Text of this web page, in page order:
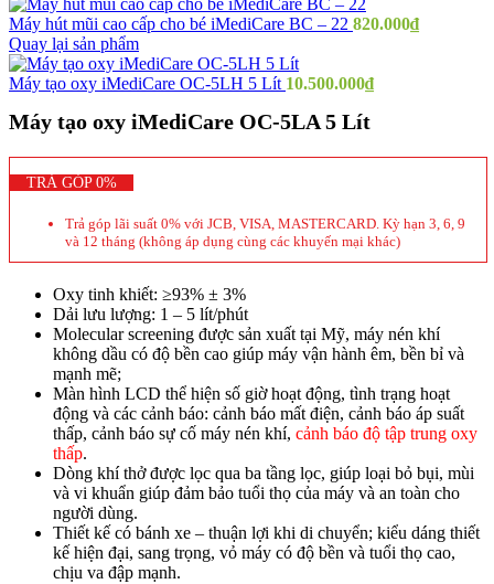
Máy hút mũi cao cấp cho bé iMediCare BC – 22 820.000₫
Quay lại sản phẩm
Máy tạo oxy iMediCare OC-5LH 5 Lít 10.500.000₫
Máy tạo oxy iMediCare OC-5LA 5 Lít
TRẢ GÓP 0%
Trả góp lãi suất 0% với JCB, VISA, MASTERCARD. Kỳ hạn 3, 6, 9
và 12 tháng (không áp dụng cùng các khuyến mại khác)
Oxy tinh khiết: ≥93% ± 3%
Dải lưu lượng: 1 – 5 lít/phút
Molecular screening được sản xuất tại Mỹ, máy nén khí
không dầu có độ bền cao giúp máy vận hành êm, bền bỉ và
mạnh mẽ;
Màn hình LCD thể hiện số giờ hoạt động, tình trạng hoạt
động và các cảnh báo: cảnh báo mất điện, cảnh báo áp suất
thấp, cảnh báo sự cố máy nén khí, cảnh báo độ tập trung oxy
thấp.
Dòng khí thở được lọc qua ba tầng lọc, giúp loại bỏ bụi, mùi
và vi khuẩn giúp đảm bảo tuổi thọ của máy và an toàn cho
người dùng.
Thiết kế có bánh xe – thuận lợi khi di chuyển; kiểu dáng thiết
kế hiện đại, sang trọng, vỏ máy có độ bền và tuổi thọ cao,
chịu va đập mạnh.